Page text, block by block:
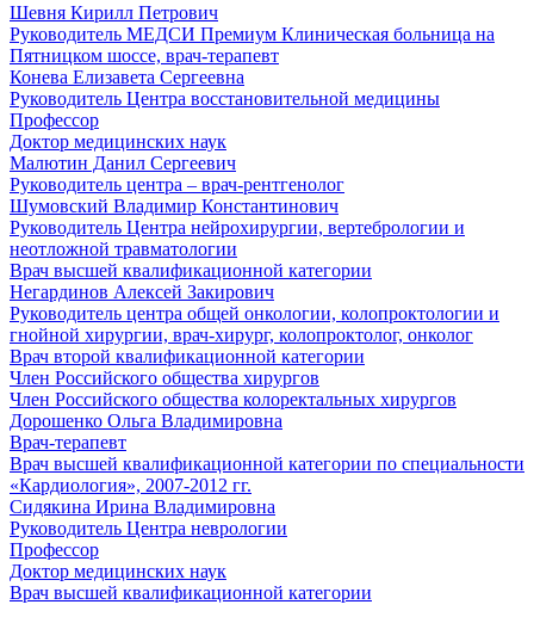
Шевня Кирилл Петрович
Руководитель МЕДСИ Премиум Клиническая больница на
Пятницком шоссе, врач-терапевт
Конева Елизавета Сергеевна
Руководитель Центра восстановительной медицины
Профессор
Доктор медицинских наук
Малютин Данил Сергеевич
Руководитель центра – врач-рентгенолог
Шумовский Владимир Константинович
Руководитель Центра нейрохирургии, вертебрологии и
неотложной травматологии
Врач высшей квалификационной категории
Негардинов Алексей Закирович
Руководитель центра общей онкологии, колопроктологии и
гнойной хирургии, врач-хирург, колопроктолог, онколог
Врач второй квалификационной категории
Член Российского общества хирургов
Член Российского общества колоректальных хирургов
Дорошенко Ольга Владимировна
Врач-терапевт
Врач высшей квалификационной категории по специальности
«Кардиология», 2007-2012 гг.
Сидякина Ирина Владимировна
Руководитель Центра неврологии
Профессор
Доктор медицинских наук
Врач высшей квалификационной категории